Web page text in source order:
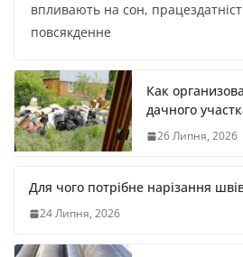
впливають на сон,
повсякденне
Как
дачного
26 Липня, 2026
Для чого потрібне нарізання
24 Липня, 2026